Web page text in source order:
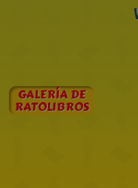
GALERÍA DE
RATOLIBROS